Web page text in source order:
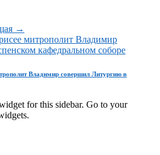
→
митрополит Владимир
кафедральном соборе
Владимир совершил Литургию в
for this sidebar. Go to your